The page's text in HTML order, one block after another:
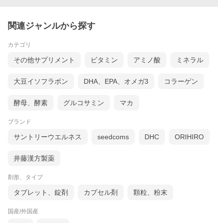
関連ジャンルから探す
カテゴリ
その他サプリメント ビタミン アミノ酸 ミネラル
大豆イソフラボン DHA、EPA、オメガ3 コラーゲン
酵母、酵素 グルコサミン マカ
ブランド
サントリーウエルネス seedcoms DHC ORIHIRO
井藤漢方製薬
剤形、タイプ
タブレット、錠剤 カプセル剤 顆粒、粉末
国産/外国産